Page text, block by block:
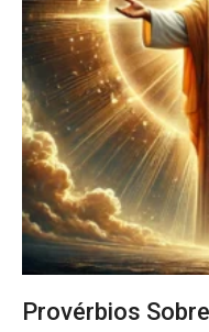
Provérbios